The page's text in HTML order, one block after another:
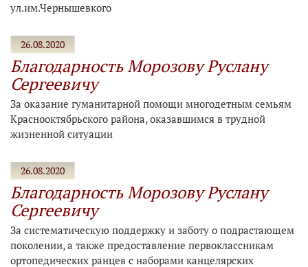
ул.им.Чернышевкого
26.08.2020
Благодарность Морозову Руслану
Сергеевичу
За оказание гуманитарной помощи многодетным семьям
Краснооктябрьского района, оказавшимся в трудной
жизненной ситуации
26.08.2020
Благодарность Морозову Руслану
Сергеевичу
За систематическую поддержку и заботу о подрастающем
поколении, а также предоставление первоклассникам
ортопедических ранцев с наборами канцелярских